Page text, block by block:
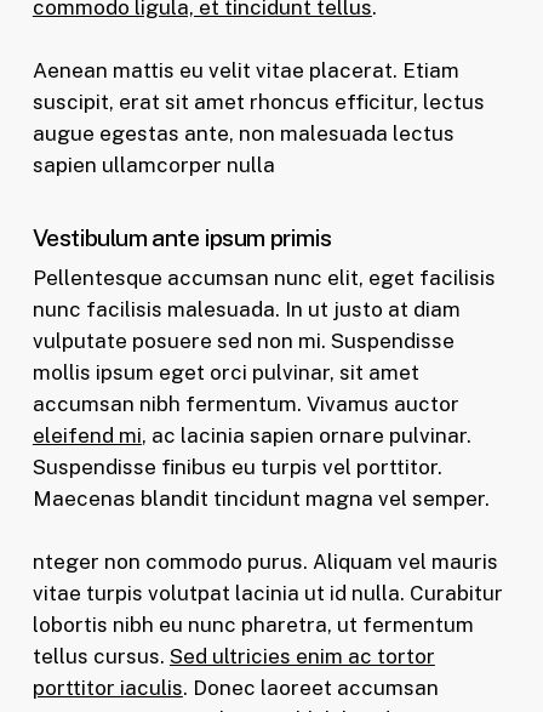
commodo ligula, et tincidunt tellus.
Aenean mattis eu velit vitae placerat. Etiam
suscipit, erat sit amet rhoncus efficitur, lectus
augue egestas ante, non malesuada lectus
sapien ullamcorper nulla
Vestibulum ante ipsum primis
Pellentesque accumsan nunc elit, eget facilisis
nunc facilisis malesuada. In ut justo at diam
vulputate posuere sed non mi. Suspendisse
mollis ipsum eget orci pulvinar, sit amet
accumsan nibh fermentum. Vivamus auctor
eleifend mi, ac lacinia sapien ornare pulvinar.
Suspendisse finibus eu turpis vel porttitor.
Maecenas blandit tincidunt magna vel semper.
nteger non commodo purus. Aliquam vel mauris
vitae turpis volutpat lacinia ut id nulla. Curabitur
lobortis nibh eu nunc pharetra, ut fermentum
tellus cursus. Sed ultricies enim ac tortor
porttitor iaculis. Donec laoreet accumsan